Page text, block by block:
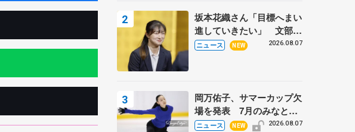
坂本花織さん「目標へまい
進していきたい」 文部科
学省スポーツ表彰式で代表
ニュース NEW 2026.08.07
岡万佑子、サマーカップ欠
場を発表 7月のみなとア
クルス杯は腰痛の影響で
ニュース NEW 2026.08.07